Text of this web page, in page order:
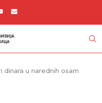
dinara u narednih osam